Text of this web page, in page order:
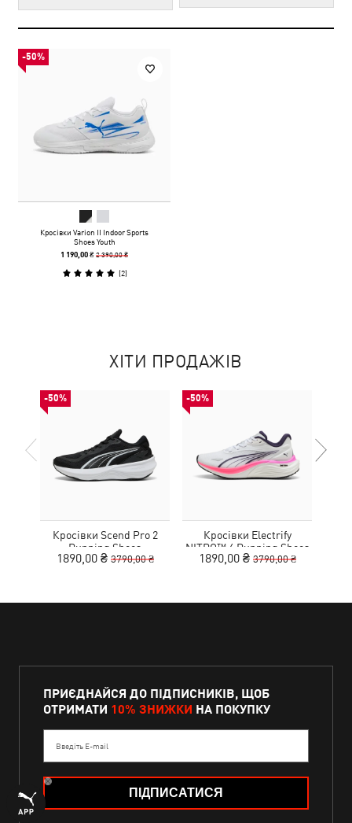
-50%
Кросівки Varion II Indoor Sports
Shoes Youth
1 190,00 ₴2 390,00 ₴
(2)
ХІТИ ПРОДАЖІВ
-50%
Кросівки Scend Pro 2
Running Shoes
1890,00 ₴ 3790,00 ₴
-50%
Кросівки Electrify
NITRO™ 4 Running Shoes
Youth
1890,00 ₴ 3790,00 ₴
ПРИЄДНАЙСЯ ДО ПІДПИСНИКІВ, ЩОБ
ОТРИМАТИ 10% ЗНИЖКИ НА ПОКУПКУ
Введіть E-mail
ПІДПИСАТИСЯ